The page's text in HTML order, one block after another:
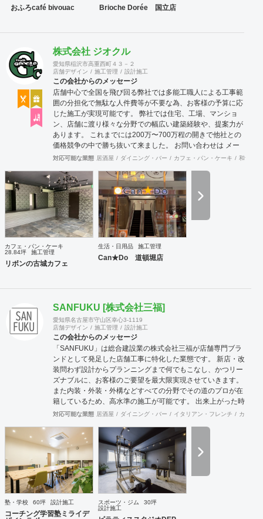
おふろcafé bivouac Brioche Dorée 国立店
株式会社 ジオクル
愛知県稲沢市高重西町４３－２
店舗デザイン
施工管理 設計施工
この会社からのメッセージ
店舗中心で全国を飛び回る弊社では多能工職人による工事範
囲の分担化で無駄な人件費等が不要な為、お客様の予算に応
じた施工が実現可能です。 弊社では住宅、工場、マンショ
ン、店舗に渡り様々な分野での幅広い建築経験や、提案力が
あります。 これまでには200万〜700万程の開きで他社との
価格競争の中で勝ち抜いて来ました。 お問い合わせは メー
ル（tenperhide31@icloud.com）からも承ります。 その他：
対応可能な業態 居酒屋 ダイニング・バー カフェ・パン・ケーキ 和食・
カフェ・パン・ケーキ
28.84坪
施工管理
リボンの古城カフェ
生活・日用品 施工管理
Can★Do 道頓堀店
SANFUKU [株式会社三福]
愛知県名古屋市守山区幸心3-1119
店舗デザイン
施工管理 設計施工
この会社からのメッセージ
「SANFUKU」は総合建設業の株式会社三福が店舗専門ブラ
ンドとして発足した店舗工事に特化した業態です。 新店・改
装問わず設計からプランニングまで何でもこなし、かつリー
ズナブルに、お客様のご要望を最大限実現させていきます。
また内装・外装・外構などすべての分野でその道のプロが在
籍しているため、高水準の施工が可能です。 出来上がった時
に綺麗なのは当たり前！腕の良さは年数が経てば経つほど実
コミニケーション力に優れています。 お客様が安心してオー
プンできるようきめ細やかな対応を心がけています。
対応可能な業態 居酒屋 ダイニング・バー イタリアン・フレンチ カフェ
塾・学校 60坪 設計施工
コーチング学習塾ミライデ
スポーツ・ジム
30坪
設計施工